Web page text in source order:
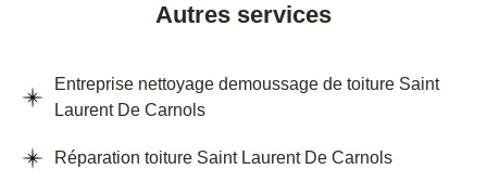
Autres services
Entreprise nettoyage demoussage de toiture Saint
Laurent De Carnols
Réparation toiture Saint Laurent De Carnols